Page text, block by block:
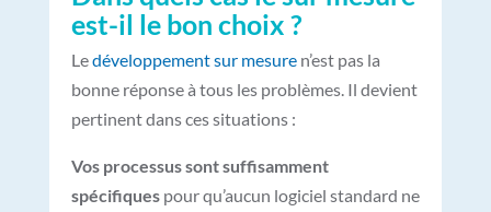
est-il le bon choix ?
Ledéveloppement sur mesuren’est pas la
bonne réponse à tous les problèmes. Il devient
pertinent dans ces situations :
Vos processus sont suffisamment
spécifiquespour qu’aucun logiciel standard ne